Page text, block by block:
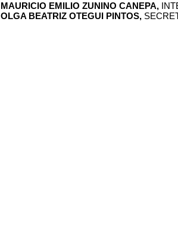
MAURICIO EMILIO ZUNINO CANEPA,
OLGA BEATRIZ OTEGUI PINTOS,